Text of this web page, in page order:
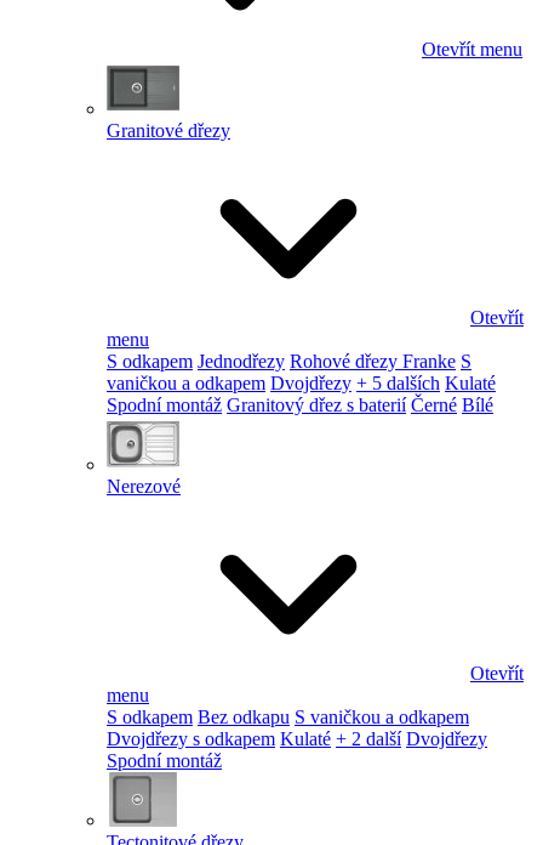
Otevřít menu
Granitové dřezy
Otevřít
menu
S odkapem Jednodřezy Rohové dřezy Franke S
vaničkou a odkapem Dvojdřezy + 5 dalších Kulaté
Spodní montáž Granitový dřez s baterií Černé Bílé
Nerezové
Otevřít
menu
S odkapem Bez odkapu S vaničkou a odkapem
Dvojdřezy s odkapem Kulaté + 2 další Dvojdřezy
Spodní montáž